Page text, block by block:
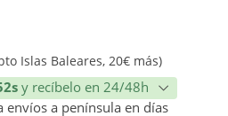
Islas Baleares, 20€ más)
y recíbelo en 24/48h
envíos a península en días